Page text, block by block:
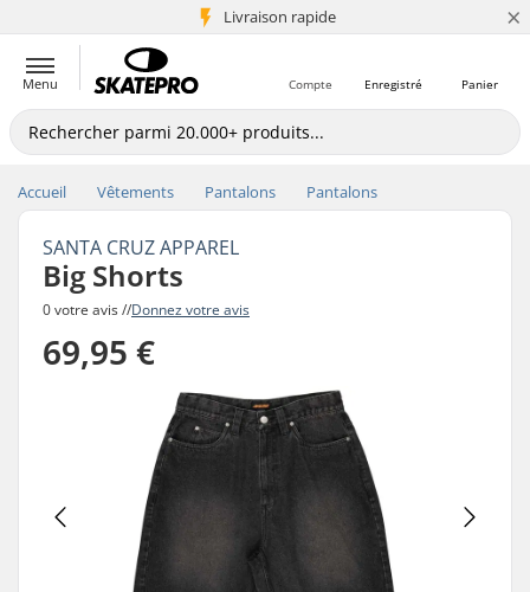
Livraison rapide
+5 mio de clients ×
Menu Panier
Enregistré
Compte
Accueil Vêtements Pantalons Pantalons
SANTA CRUZ APPAREL
Big Shorts
0 votre avis //Donnez votre avis
69,95 €